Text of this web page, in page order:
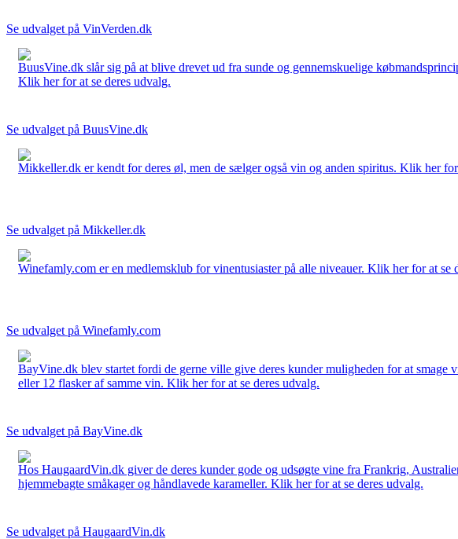
Se udvalget på VinVerden.dk
BuusVine.dk slår sig på at blive drevet ud fra sunde og gennemskuelige
Klik her for at se deres udvalg.
Se udvalget på BuusVine.dk
Mikkeller.dk er kendt for deres øl, men de sælger også vin og anden spiritus. Klik her for
Se udvalget på Mikkeller.dk
Winefamly.com er en medlemsklub for vinentusiaster på alle niveauer. Klik her for at se
Se udvalget på Winefamly.com
BayVine.dk blev startet fordi de gerne ville give deres kunder muligheden for at
eller 12 flasker af samme vin. Klik her for at se deres udvalg.
Se udvalget på BayVine.dk
Hos HaugaardVin.dk giver de deres kunder gode og udsøgte vine fra Frankrig,
hjemmebagte småkager og håndlavede karameller. Klik her for at se deres udvalg.
Se udvalget på HaugaardVin.dk